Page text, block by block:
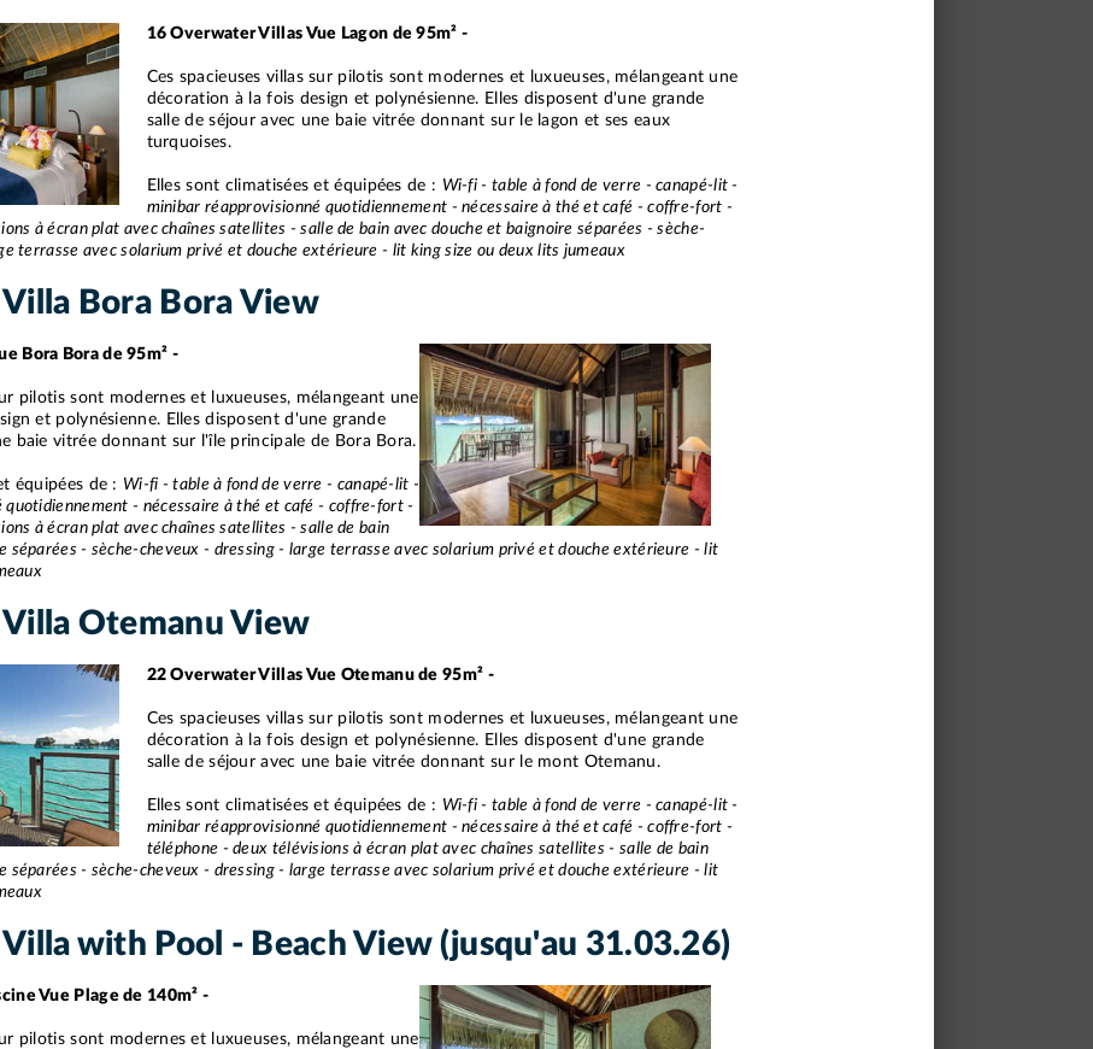
16 Overwater Villas Vue Lagon de 95m² -
Ces spacieuses villas sur pilotis sont modernes et luxueuses, mélangeant une
décoration à la fois design et polynésienne. Elles disposent d'une grande
salle de séjour avec une baie vitrée donnant sur le lagon et ses eaux
turquoises.
Elles sont climatisées et équipées de : Wi-fi - table à fond de verre - canapé-lit -
minibar réapprovisionné quotidiennement - nécessaire à thé et café - coffre-fort -
à écran plat avec chaînes satellites - salle de bain avec douche et baignoire séparées - sèche-
terrasse avec solarium privé et douche extérieure - lit king size ou deux lits jumeaux
Bora Bora View
Bora Bora de 95m² -
pilotis sont modernes et luxueuses, mélangeant une
et polynésienne. Elles disposent d'une grande
baie vitrée donnant sur l'île principale de Bora Bora.
équipées de : Wi-fi - table à fond de verre - canapé-lit -
quotidiennement - nécessaire à thé et café - coffre-fort -
à écran plat avec chaînes satellites - salle de bain
séparées - sèche-cheveux - dressing - large terrasse avec solarium privé et douche extérieure - lit
Otemanu View
22 Overwater Villas Vue Otemanu de 95m² -
Ces spacieuses villas sur pilotis sont modernes et luxueuses, mélangeant une
décoration à la fois design et polynésienne. Elles disposent d'une grande
salle de séjour avec une baie vitrée donnant sur le mont Otemanu.
Elles sont climatisées et équipées de : Wi-fi - table à fond de verre - canapé-lit -
minibar réapprovisionné quotidiennement - nécessaire à thé et café - coffre-fort -
téléphone - deux télévisions à écran plat avec chaînes satellites - salle de bain
séparées - sèche-cheveux - dressing - large terrasse avec solarium privé et douche extérieure - lit
with Pool - Beach View (jusqu'au 31.03.26)
Vue Plage de 140m² -
pilotis sont modernes et luxueuses, mélangeant une